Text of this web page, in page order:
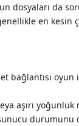
dosyaları da
en kesin
bağlantısı
aşırı
durumunu